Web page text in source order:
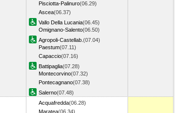
Pisciotta-Palinuro(06.29)
Ascea(06.37)
Vallo Della Lucania(06.45)
Omignano-Salento(06.50)
Agropoli-Castellab. (07.04)
Paestum(07.11)
Capaccio(07.16)
Battipaglia(07.28)
Montecorvino(07.32)
Pontecagnano(07.38)
Salerno(07.48)
Acquafredda(06.28)
Maratea(06.34)